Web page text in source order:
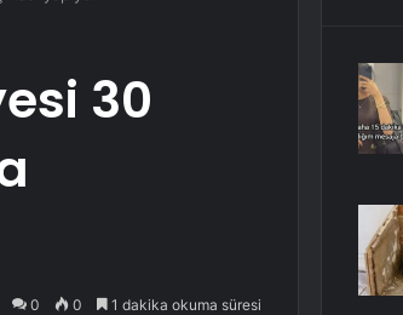
30
0 0 1 dakika okuma süresi